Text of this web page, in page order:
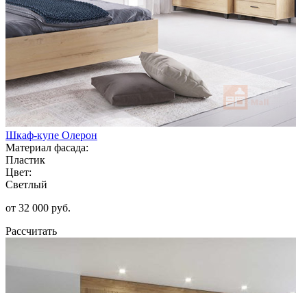
Шкаф-купе Олерон
Материал фасада:
Пластик
Цвет:
Светлый
от 32 000 руб.
Рассчитать